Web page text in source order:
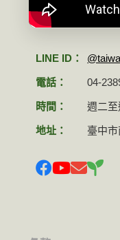
LINE ID：
電話： 04-
時間： 週二至
地址： 臺中